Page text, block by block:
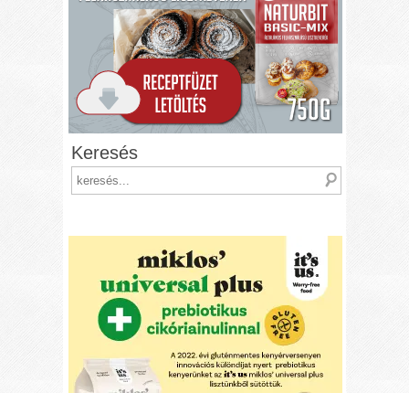
Keresés